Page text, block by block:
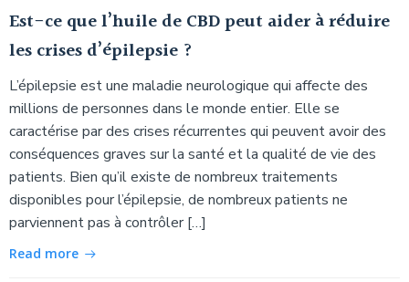
Est-ce que l’huile de CBD peut aider à réduire
les crises d’épilepsie ?
L’épilepsie est une maladie neurologique qui affecte des
millions de personnes dans le monde entier. Elle se
caractérise par des crises récurrentes qui peuvent avoir des
conséquences graves sur la santé et la qualité de vie des
patients. Bien qu’il existe de nombreux traitements
disponibles pour l’épilepsie, de nombreux patients ne
parviennent pas à contrôler […]
Read more